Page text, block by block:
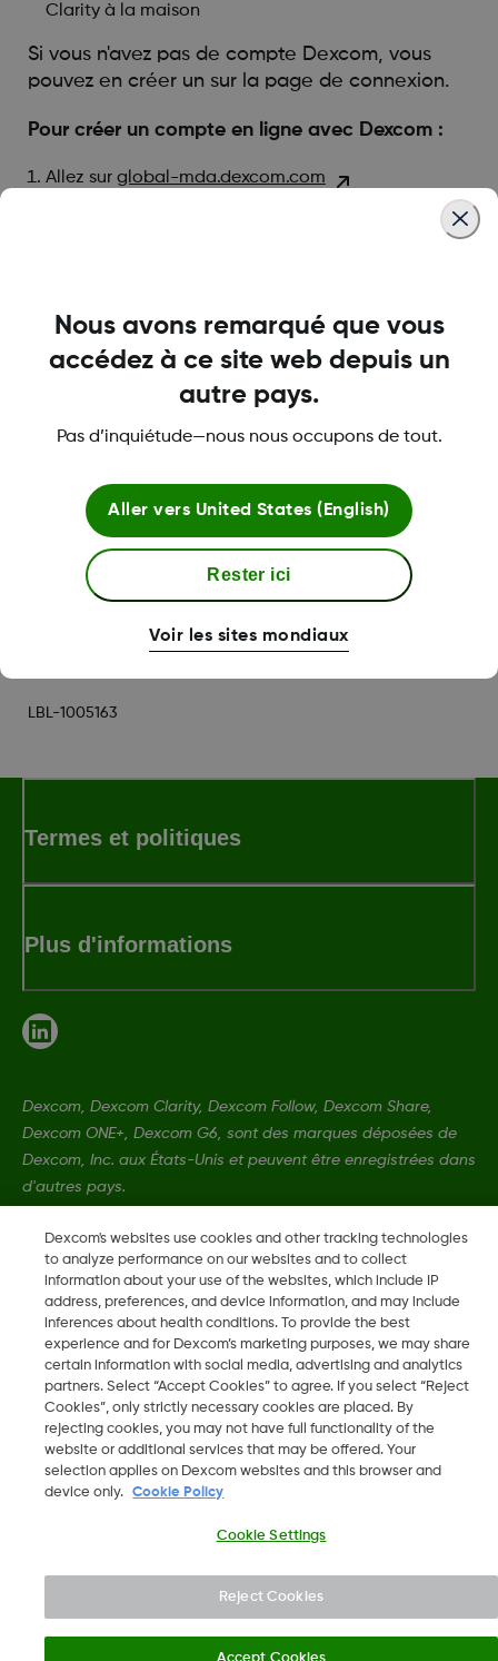
Clarity à la maison
Si vous n'avez pas de compte Dexcom, vous
pouvez en créer un sur la page de connexion.
Pour créer un compte en ligne avec Dexcom :
Allez sur global-mda.dexcom.com
Pour vous déconnecter de Dexcom Clarity,
cliquez sur Déconnexion situé sous le nom de
votre compte en haut à droite de la page.
Après vous être enregistré, vous pourrez
telles que le nom de votre médecin.
Was this article helpful?
LBL-1005163
Termes et politiques
Plus d'informations
Dexcom, Dexcom Clarity, Dexcom Follow, Dexcom Share,
Dexcom ONE+, Dexcom G6, sont des marques déposées de
Dexcom, Inc. aux États-Unis et peuvent être enregistrées dans
d'autres pays.
LBL-1005163
2026 Dexcom, Inc. Tous droits réservés.
FR
Changer de région
Dexcom's websites use cookies and other tracking technologies
to analyze performance on our websites and to collect
information about your use of the websites, which include IP
address, preferences, and device information, and may include
inferences about health conditions. To provide the best
experience and for Dexcom’s marketing purposes, we may share
certain information with social media, advertising and analytics
partners. Select “Accept Cookies” to agree. If you select “Reject
Cookies”, only strictly necessary cookies are placed. By
rejecting cookies, you may not have full functionality of the
website or additional services that may be offered. Your
selection applies on Dexcom websites and this browser and
device only.
Cookie Policy
Cookie Settings
Reject Cookies
Nous avons remarqué que vous
accédez à ce site web depuis un
autre pays.
Pas d’inquiétude—nous nous occupons de tout.
Aller vers United States (English)
Rester ici
Voir les sites mondiaux